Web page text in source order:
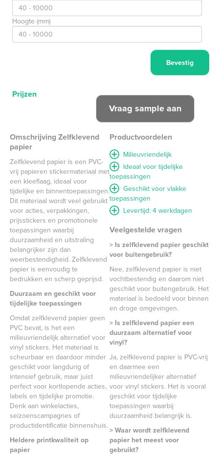
Hoogte (mm)
Prijzen
Omschrijving Zelfklevend
papier
Zelfklevend papier is een PVC-
vrij papieren sticker­materiaal met
een kleeflaag, ideaal voor
tijdelijke en binnen­toepassingen.
Dit materiaal wordt veel gebruikt
voor acties, verpakkingen,
prijsstickers en promotionele
toepassingen waarbij
duurzaamheid en uitstraling
belangrijker zijn dan
weerbestendigheid. Zelfklevend
papier is eenvoudig te
bedrukken en scherp geprijsd.
Duurzaam en geschikt voor
tijdelijke toepassingen
Omdat zelfklevend papier geen
PVC bevat, is het een
milieuvriendelijk alternatief voor
vinyl stickers. Het materiaal is
scheurbaar en daardoor minder
geschikt voor langdurig of
intensief gebruik, maar juist
perfect voor kortlopende acties,
labels en tijdelijke promotie.
Denk aan winkelacties,
seizoenscampagnes of
productidentificatie binnenshuis.
Heldere printkwaliteit op
papier
Productvoordelen
Milieuvriendelijk
Ideaal voor tijdelijke
toepassingen
Geschikt voor vlakke
toepassingen
Levertijd: 4 werkdagen
Veelgestelde vragen
> Is zelfklevend papier geschikt
voor buitengebruik?
Nee, zelfklevend papier is niet
vochtbestendig en daarom niet
geschikt voor buitengebruik. Het
materiaal is bedoeld voor binnen
en droge omgevingen.
> Is zelfklevend papier een
duurzaam alternatief voor
vinyl?
Ja, zelfklevend papier is PVC-vrij
en daarmee een
milieuvriendelijker alternatief
voor vinyl stickers. Het is vooral
geschikt voor tijdelijke
toepassingen waarbij
duurzaamheid belangrijk is.
> Waar wordt zelfklevend
papier het meest voor
gebruikt?